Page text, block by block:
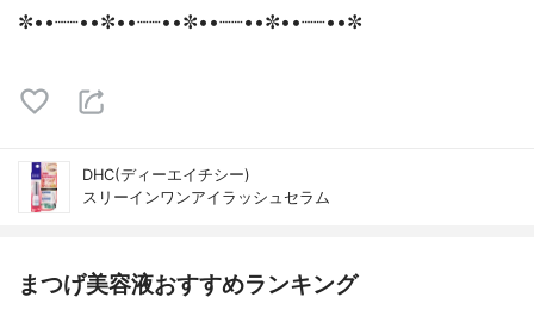
✼••┈┈••✼••┈┈••✼••┈┈••✼••┈┈••✼
DHC(ディーエイチシー)
スリーインワンアイラッシュセラム
まつげ美容液おすすめランキング